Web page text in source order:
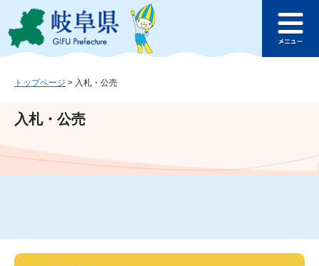
ジ
ュ
文
このページの本文へ
ュ
トップページ > 入札・公売
入札・公売